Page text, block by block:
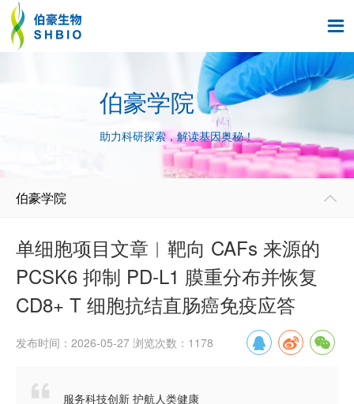

伯豪学院
助力科研探索，解读基因奥秘！
伯豪学院 
单细胞项目文章︱靶向 CAFs 来源的
PCSK6 抑制 PD-L1 膜重分布并恢复
CD8+ T 细胞抗结直肠癌免疫应答
发布时间：2026-05-27 浏览次数：1178
 服务科技创新 护航人类健康